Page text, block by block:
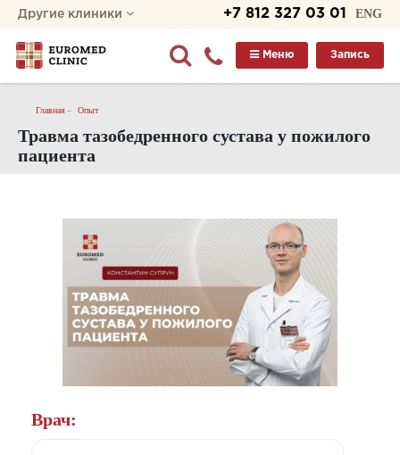
ENG
+7 812 327 03 01
Другие клиники
Запись
Меню
Главная Опыт
Травма тазобедренного сустава у пожилого
пациента
Врач: